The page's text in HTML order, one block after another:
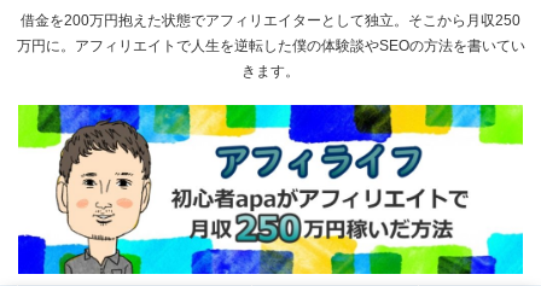
借金を200万円抱えた状態でアフィリエイターとして独立。そこから月収250
万円に。アフィリエイトで人生を逆転した僕の体験談やSEOの方法を書いてい
きます。